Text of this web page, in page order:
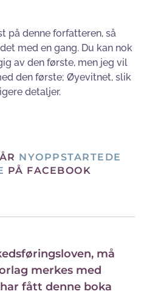
på denne forfatteren, så
med en gang. Du kan nok
av den første, men jeg vil
den første; Øyevitnet, slik
detaljer.
NYOPPSTARTEDE
PÅ FACEBOOK
må
merkes med
fått denne boka